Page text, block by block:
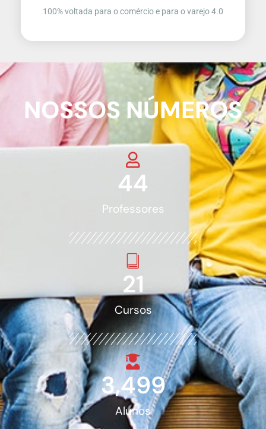
100% voltada para o comércio e para o varejo 4.0
NOSSOS NÚMEROS
Professores
45
Cursos
22
Alunos
3,500